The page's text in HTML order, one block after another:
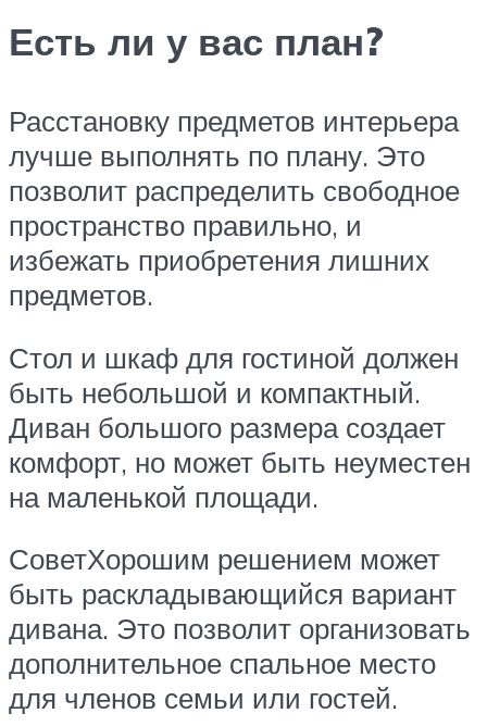
Есть ли у вас план?
Расстановку предметов интерьера
лучше выполнять по плану. Это
позволит распределить свободное
пространство правильно, и
избежать приобретения лишних
предметов.
Стол и шкаф для гостиной должен
быть небольшой и компактный.
Диван большого размера создает
комфорт, но может быть неуместен
на маленькой площади.
СоветХорошим решением может
быть раскладывающийся вариант
дивана. Это позволит организовать
дополнительное спальное место
для членов семьи или гостей.